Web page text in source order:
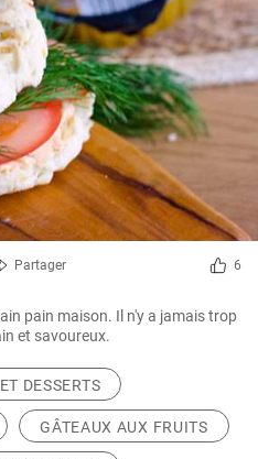
Partager 6
pain maison. Il n'y a jamais trop
et savoureux.
DESSERTS
GÂTEAUX AUX FRUITS